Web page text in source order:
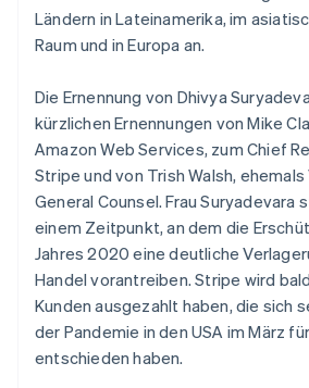
Ländern in Lateinamerika, im
Raum und in Europa an.
Die Ernennung von Dhivya
kürzlichen Ernennungen von Mike
Amazon Web Services, zum Chief
Stripe und von Trish Walsh, ehemals
General Counsel. Frau Suryadevara
einem Zeitpunkt, an dem die
Jahres 2020 eine deutliche
Handel vorantreiben. Stripe wird bald
Kunden ausgezahlt haben, die sich
der Pandemie in den USA im März
entschieden haben.
Polen
English
Rumänien
English
Schweden
SvenskaEnglish
Schweiz
Deutsch Français ItalianoEnglish
Singapur
English简体中文
Slowakei
English
Slowenien
English Italiano